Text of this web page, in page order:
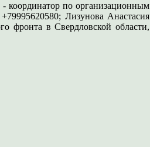
координатор по организационным
Лизунова Анастасия
фронта в Свердловской области,